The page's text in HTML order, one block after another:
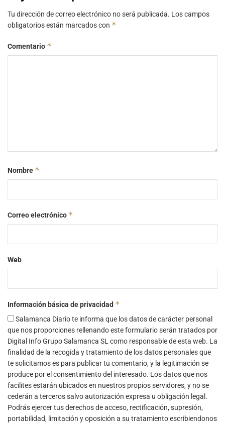
Tu dirección de correo electrónico no será publicada. Los campos
obligatorios están marcados con *
Comentario *
Nombre *
Correo electrónico *
Web
Información básica de privacidad *
Salamanca Diario te informa que los datos de carácter personal
que nos proporciones rellenando este formulario serán tratados por
Digital Info Grupo Salamanca SL como responsable de esta web. La
finalidad de la recogida y tratamiento de los datos personales que
te solicitamos es para publicar tu comentario, y la legitimación se
produce por el consentimiento del interesado. Los datos que nos
facilites estarán ubicados en nuestros propios servidores, y no se
cederán a terceros salvo autorización expresa u obligación legal.
Podrás ejercer tus derechos de acceso, rectificación, supresión,
portabilidad, limitación y oposición a su tratamiento escribiendonos